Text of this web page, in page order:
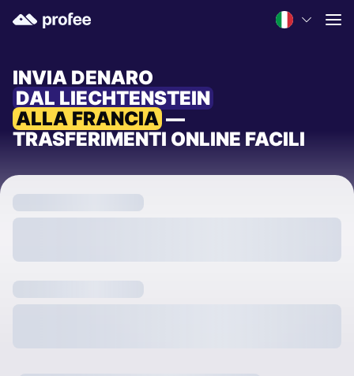
INVIA DENARO
DAL LIECHTENSTEIN
ALLA FRANCIA —
TRASFERIMENTI ONLINE FACILI